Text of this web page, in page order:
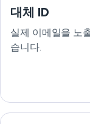
대체 ID
실제 이메일을 노
습니다.